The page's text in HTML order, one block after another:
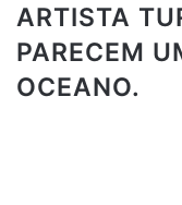
ARTISTA
PARECEM
OCEANO.